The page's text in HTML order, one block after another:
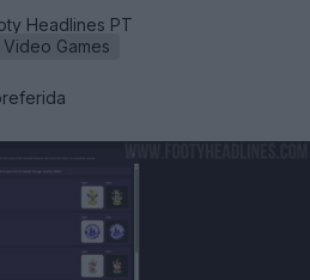
Headlines PT
Video Games